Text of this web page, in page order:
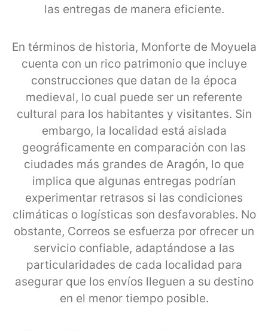
las entregas de manera eficiente.
En términos de historia, Monforte de Moyuela
cuenta con un rico patrimonio que incluye
construcciones que datan de la época
medieval, lo cual puede ser un referente
cultural para los habitantes y visitantes. Sin
embargo, la localidad está aislada
geográficamente en comparación con las
ciudades más grandes de Aragón, lo que
implica que algunas entregas podrían
experimentar retrasos si las condiciones
climáticas o logísticas son desfavorables. No
obstante, Correos se esfuerza por ofrecer un
servicio confiable, adaptándose a las
particularidades de cada localidad para
asegurar que los envíos lleguen a su destino
en el menor tiempo posible.